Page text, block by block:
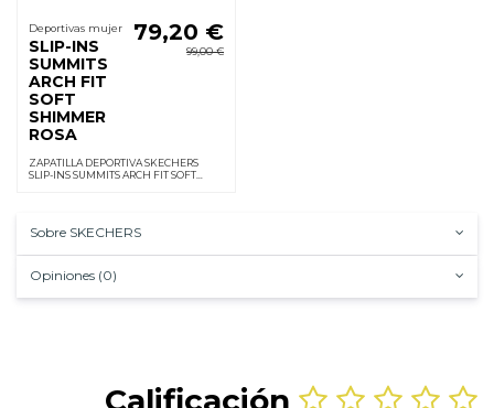
Deportivas mujer
SLIP-INS
SUMMITS
ARCH FIT
SOFT
SHIMMER
ROSA
79,20 €
99,00 €
ZAPATILLA DEPORTIVA SKECHERS
SLIP-INS SUMMITS ARCH FIT SOFT
Sobre SKECHERS
Opiniones (0)